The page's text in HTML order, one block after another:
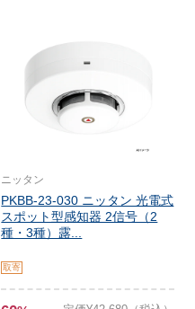
ニッタン
PKBB-23-030 ニッタン 光電式
スポット型感知器 2信号（2
種・3種）露...
取寄